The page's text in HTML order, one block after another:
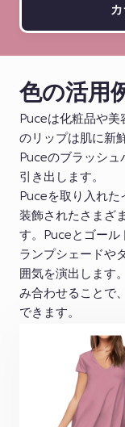
色の活用
Puceは化粧品や
のリップは肌に新
Puceのブラッシ
引き出します。
Puceを取り入れ
装飾されたさまざ
す。Puceとゴー
ランプシェードや
囲気を演出します
み合わせることで
できます。